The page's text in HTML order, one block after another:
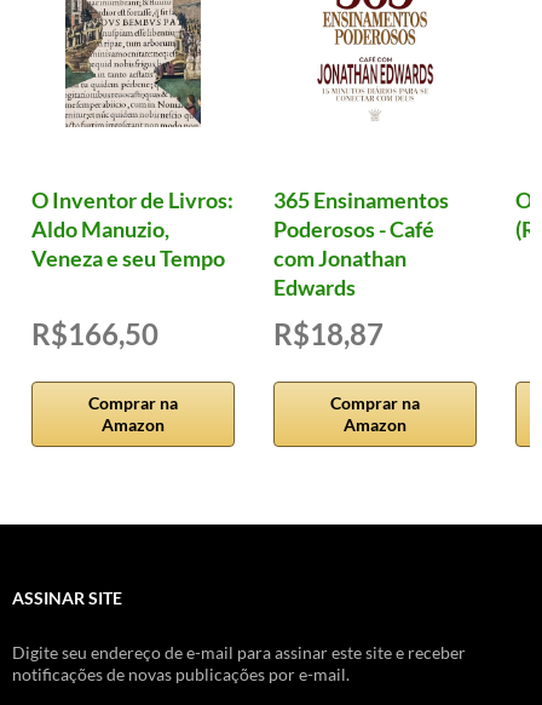
O Inventor de Livros:
Aldo Manuzio,
Veneza e seu Tempo
R$166,50
Comprar na
Amazon
365 Ensinamentos
Poderosos - Café
com Jonathan
Edwards
R$18,87
Comprar na
Amazon
ASSINAR SITE
Digite seu endereço de e-mail para assinar este site e receber
notificações de novas publicações por e-mail.